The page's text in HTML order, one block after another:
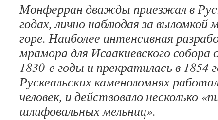
Монферран дважды приезжал в
годах, лично наблюдая за выломкой
горе. Наиболее интенсивная
мрамора для Исаакиевского собора
1830-е годы и прекратилась в 1854
Рускеальских каменоломнях
человек, и действовало несколько
шлифовальных мельниц».